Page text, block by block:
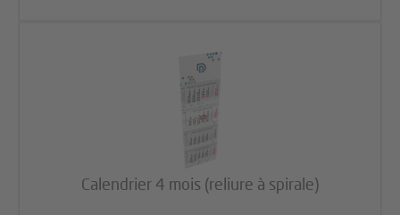
Calendrier 4 mois (reliure à spirale)